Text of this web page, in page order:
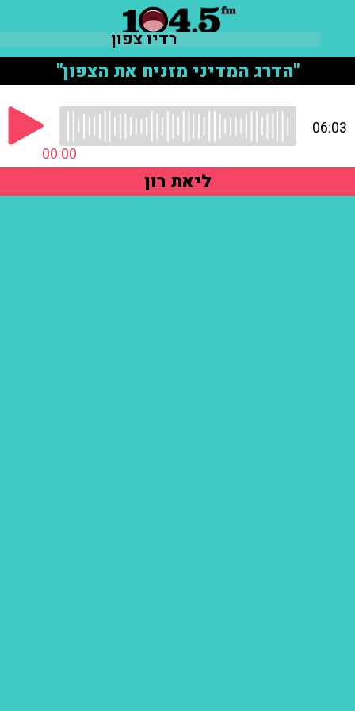
רדיו צפון
"הדרג המדיני מזניח את הצפון"
00:00
06:03
ליאת רון